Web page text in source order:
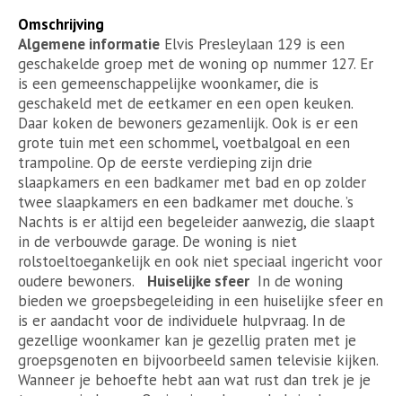
Omschrijving
Algemene informatie Elvis Presleylaan 129 is een
geschakelde groep met de woning op nummer 127. Er
is een gemeenschappelijke woonkamer, die is
geschakeld met de eetkamer en een open keuken.
Daar koken de bewoners gezamenlijk. Ook is er een
grote tuin met een schommel, voetbalgoal en een
trampoline. Op de eerste verdieping zijn drie
slaapkamers en een badkamer met bad en op zolder
twee slaapkamers en een badkamer met douche. ’s
Nachts is er altijd een begeleider aanwezig, die slaapt
in de verbouwde garage. De woning is niet
rolstoeltoegankelijk en ook niet speciaal ingericht voor
oudere bewoners. Huiselijke sfeer In de woning
bieden we groepsbegeleiding in een huiselijke sfeer en
is er aandacht voor de individuele hulpvraag. In de
gezellige woonkamer kan je gezellig praten met je
groepsgenoten en bijvoorbeeld samen televisie kijken.
Wanneer je behoefte hebt aan wat rust dan trek je je